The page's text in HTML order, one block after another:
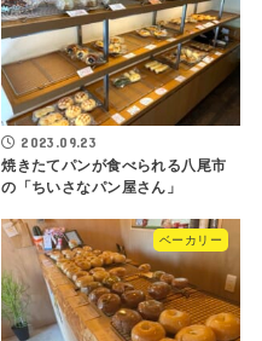
2023.09.23
焼きたてパンが食べられる八尾市
の「ちいさなパン屋さん」
ベーカリー